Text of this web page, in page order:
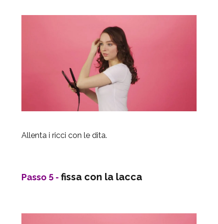
Allenta i ricci con le dita.
Passo 5 - fissa con la lacca